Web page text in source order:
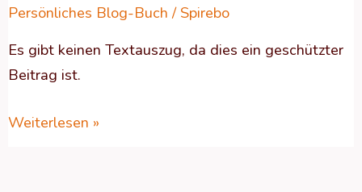
Persönliches Blog-Buch / Spirebo
Es gibt keinen Textauszug, da dies ein geschützter
Beitrag ist.
Weiterlesen »